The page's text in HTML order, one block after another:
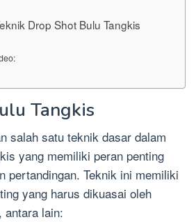
Drop Shot Bulu Tangkis
Tangkis
salah satu teknik dasar dalam
yang memiliki peran penting
pertandingan. Teknik ini memiliki
yang harus dikuasai oleh
antara lain: